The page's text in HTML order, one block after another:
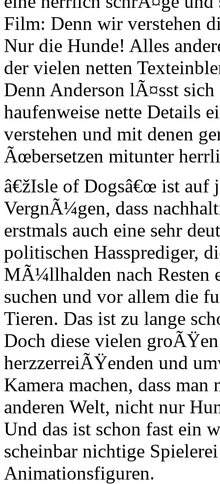
Film: Denn wir verstehen
Nur die Hunde! Alles
der vielen netten
Denn Anderson lÃ¤sst
haufenweise nette Details
verstehen und mit denen
Ãœbersetzen mitunter
â€žIsle of Dogsâ€œ ist auf
VergnÃ¼gen, dass
erstmals auch eine sehr
politischen Hassprediger,
MÃ¼llhalden nach Resten
suchen und vor allem die
Tieren. Das ist zu lange
Doch diese vielen
herzzerreiÃŸenden und
Kamera machen, dass
anderen Welt, nicht nur
Und das ist schon fast ein
scheinbar nichtige
Animationsfiguren.